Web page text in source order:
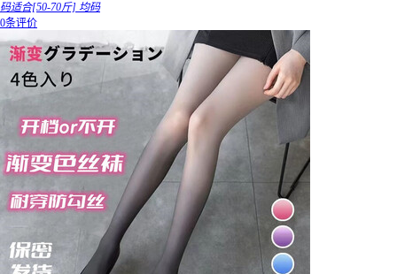
码适合[50-70斤] 均码
0条评价